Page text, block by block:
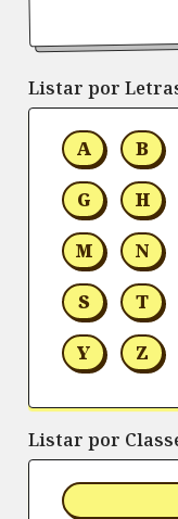
Listar por
A B
G H
M N
S T
Y Z
Listar por